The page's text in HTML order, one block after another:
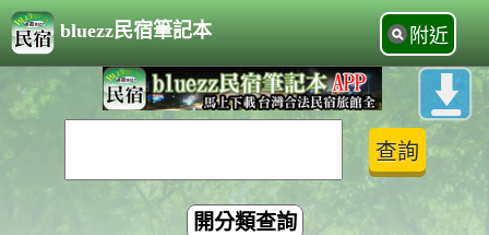
bluezz民宿筆記本 附近
開分類查詢